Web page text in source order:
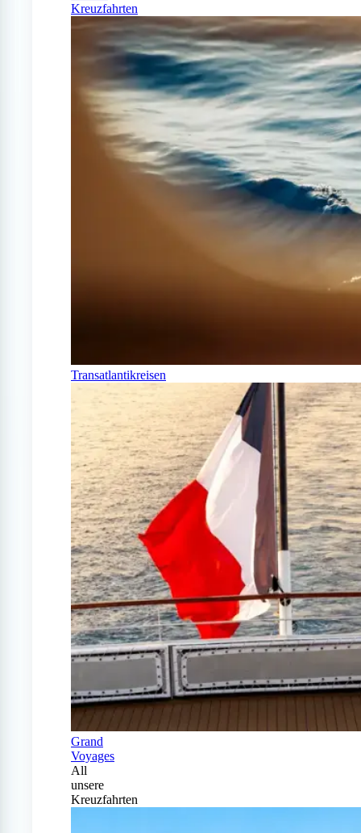
Kreuzfahrten
Transatlantikreisen
Grand
Voyages
All
unsere
Kreuzfahrten